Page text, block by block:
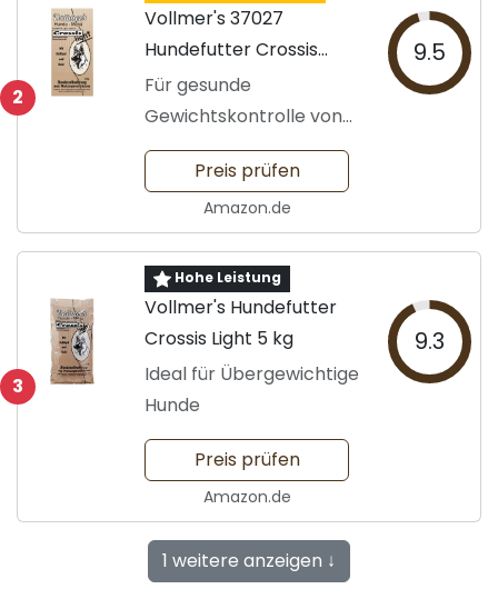
2
Vollmer's 37027
Hundefutter Crossis
Light
Für gesunde
Gewichtskontrolle von
Hunden
9.5
Preis prüfen
Amazon.de
3
Hohe Leistung
Vollmer's Hundefutter
Crossis Light 5 kg
Ideal für Übergewichtige
Hunde
9.3
Preis prüfen
Amazon.de
1 weitere anzeigen ↓